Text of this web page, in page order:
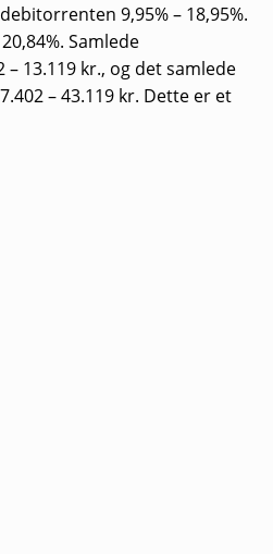
9,95% – 18,95%.
Samlede
13.119 kr., og det samlede
– 43.119 kr. Dette er et